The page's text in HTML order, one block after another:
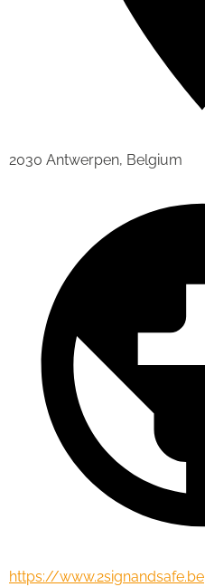
2030 Antwerpen, Belgium
https://www.2signandsafe.be